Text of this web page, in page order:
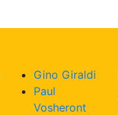
Gino Giraldi
Paul
Vosheront